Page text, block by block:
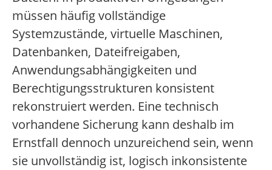
müssen häufig vollständige
Systemzustände, virtuelle Maschinen,
Datenbanken, Dateifreigaben,
Anwendungsabhängigkeiten und
Berechtigungsstrukturen konsistent
rekonstruiert werden. Eine technisch
vorhandene Sicherung kann deshalb im
Ernstfall dennoch unzureichend sein, wenn
sie unvollständig ist, logisch inkonsistente